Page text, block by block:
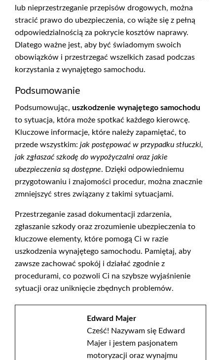
lub nieprzestrzeganie przepisów drogowych, można
stracić prawo do ubezpieczenia, co wiąże się z pełną
odpowiedzialnością za pokrycie kosztów naprawy.
Dlatego ważne jest, aby być świadomym swoich
obowiązków i przestrzegać wszelkich zasad podczas
korzystania z wynajętego samochodu.
Podsumowanie
Podsumowując, uszkodzenie wynajętego samochodu
to sytuacja, która może spotkać każdego kierowcę.
Kluczowe informacje, które należy zapamiętać, to
przede wszystkim: jak postępować w przypadku stłuczki,
jak zgłaszać szkodę do wypożyczalni oraz jakie
ubezpieczenia są dostępne. Dzięki odpowiedniemu
przygotowaniu i znajomości procedur, można znacznie
zmniejszyć stres związany z takimi sytuacjami.
Przestrzeganie zasad dokumentacji zdarzenia,
zgłaszanie szkody oraz zrozumienie ubezpieczenia to
kluczowe elementy, które pomogą Ci w razie
uszkodzenia wynajętego samochodu. Pamiętaj, aby
zawsze zachować spokój i działać zgodnie z
procedurami, co pozwoli Ci na szybsze wyjaśnienie
sytuacji oraz uniknięcie zbędnych problemów.
Edward Majer
Cześć! Nazywam się Edward
Majer i jestem pasjonatem
motoryzacji oraz wynajmu